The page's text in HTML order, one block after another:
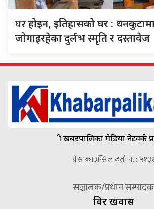
घरहोइन, इतिहासको घर :
जोगाइरहेका दुर्लभ स्मृति र दस्तावेज
श्री खबरपालिका मेडिया नेटवर्क
प्रेस काउन्सिल दर्ता नं. : ५१३१
सञ्चालक/प्रधान सम्पादक
विदुर खवास